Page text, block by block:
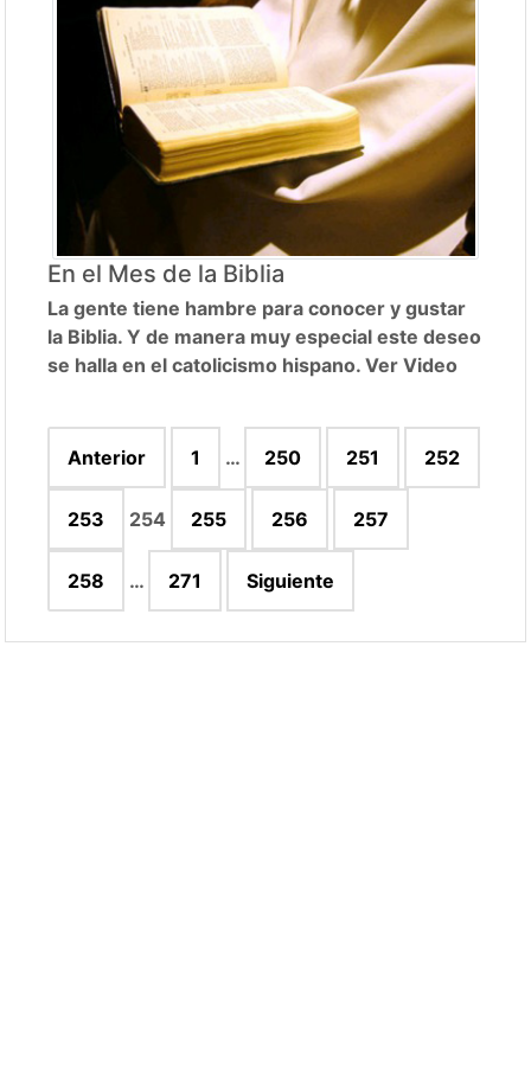
En el Mes de la Biblia
La gente tiene hambre para conocer y gustar
la Biblia. Y de manera muy especial este deseo
se halla en el catolicismo hispano. Ver Video
de
entradas
Anterior 1 … 250 251 252
253 254 255 256 257
258 … 271 Siguiente